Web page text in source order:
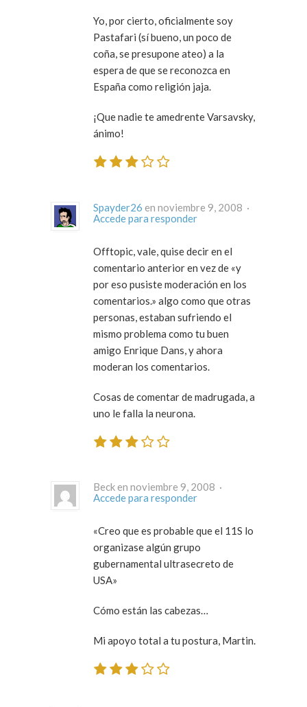
Yo, por cierto, oficialmente soy
Pastafari (sí bueno, un poco de
coña, se presupone ateo) a la
espera de que se reconozca en
España como religión jaja.
¡Que nadie te amedrente Varsavsky,
ánimo!
Spayder26
en noviembre 9, 2008 ·
Accede para responder
Offtopic, vale, quise decir en el
comentario anterior en vez de «y
por eso pusiste moderación en los
comentarios.» algo como que otras
personas, estaban sufriendo el
mismo problema como tu buen
amigo Enrique Dans, y ahora
moderan los comentarios.
Cosas de comentar de madrugada, a
uno le falla la neurona.
Beck en noviembre 9, 2008 ·
Accede para responder
«Creo que es probable que el 11S lo
organizase algún grupo
gubernamental ultrasecreto de
USA»
Cómo están las cabezas…
Mi apoyo total a tu postura, Martin.